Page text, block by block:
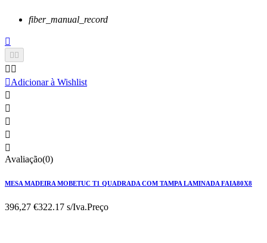
fiber_manual_record

 
 
Adicionar à Wishlist





Avaliação(0)
MESA MADEIRA MOBETUC T1 QUADRADA COM TAMPA LAMINADA FAIA80X8
396,27 €322.17 s/Iva.Preço